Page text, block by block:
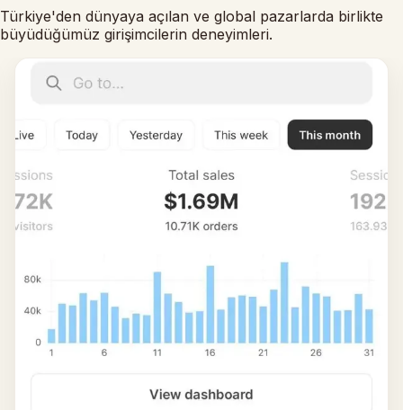
Türkiye'den dünyaya açılan ve global pazarlarda birlikte
büyüdüğümüz girişimcilerin deneyimleri.